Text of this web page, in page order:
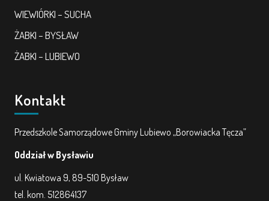
WIEWIÓRKI – SUCHA
ŻABKI – BYSŁAW
ŻABKI – LUBIEWO
Kontakt
Przedszkole Samorządowe Gminy Lubiewo „Borowiacka Tęcza”
Oddział w Bysławiu
ul. Kwiatowa 9, 89-510 Bysław
tel. kom. 512864137